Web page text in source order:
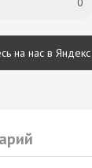
на нас в